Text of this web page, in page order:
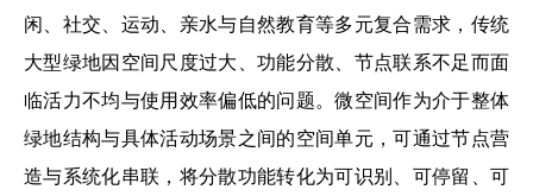
闲、社交、运动、亲水与自然教育等多元复合需求，传统
大型绿地因空间尺度过大、功能分散、节点联系不足而面
临活力不均与使用效率偏低的问题。微空间作为介于整体
绿地结构与具体活动场景之间的空间单元，可通过节点营
造与系统化串联，将分散功能转化为可识别、可停留、可